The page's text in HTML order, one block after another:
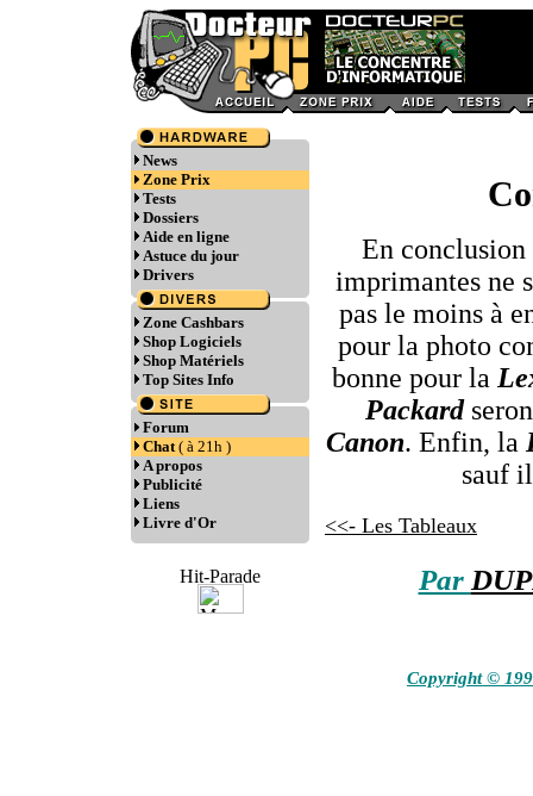
News
Zone Prix
Tests
Dossiers
Aide en ligne
Astuce du jour
Drivers
Zone Cashbars
Shop Logiciels
Shop Matériels
Top Sites Info
Forum
Chat( à 21h )
A propos
Publicité
Liens
Livre d'Or
En
imprimantes ne
pas le moins à
pour la photo
bonne pour la
Packard
Canon. Enfin, la
sauf
<<- Les Tableaux
Par
Copyright ©